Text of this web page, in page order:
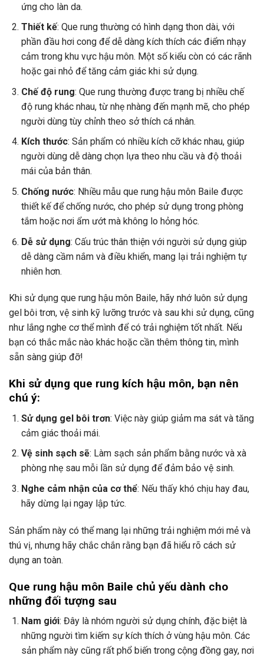
ứng cho làn da.
Thiết kế: Que rung thường có hình dạng thon dài, với
phần đầu hơi cong để dễ dàng kích thích các điểm nhạy
cảm trong khu vực hậu môn. Một số kiểu còn có các rãnh
hoặc gai nhỏ để tăng cảm giác khi sử dụng.
Chế độ rung: Que rung thường được trang bị nhiều chế
độ rung khác nhau, từ nhẹ nhàng đến mạnh mẽ, cho phép
người dùng tùy chỉnh theo sở thích cá nhân.
Kích thước: Sản phẩm có nhiều kích cỡ khác nhau, giúp
người dùng dễ dàng chọn lựa theo nhu cầu và độ thoải
mái của bản thân.
Chống nước: Nhiều mẫu que rung hậu môn Baile được
thiết kế để chống nước, cho phép sử dụng trong phòng
tắm hoặc nơi ẩm ướt mà không lo hỏng hóc.
Dễ sử dụng: Cấu trúc thân thiện với người sử dụng giúp
dễ dàng cầm nắm và điều khiển, mang lại trải nghiệm tự
nhiên hơn.
Khi sử dụng que rung hậu môn Baile, hãy nhớ luôn sử dụng
gel bôi trơn, vệ sinh kỹ lưỡng trước và sau khi sử dụng, cũng
như lắng nghe cơ thể mình để có trải nghiệm tốt nhất. Nếu
bạn có thắc mắc nào khác hoặc cần thêm thông tin, mình
sẵn sàng giúp đỡ!
Khi sử dụng que rung kích hậu môn, bạn nên
chú ý:
Sử dụng gel bôi trơn: Việc này giúp giảm ma sát và tăng
cảm giác thoải mái.
Vệ sinh sạch sẽ: Làm sạch sản phẩm bằng nước và xà
phòng nhẹ sau mỗi lần sử dụng để đảm bảo vệ sinh.
Nghe cảm nhận của cơ thể: Nếu thấy khó chịu hay đau,
hãy dừng lại ngay lập tức.
Sản phẩm này có thể mang lại những trải nghiệm mới mẻ và
thú vị, nhưng hãy chắc chắn rằng bạn đã hiểu rõ cách sử
dụng an toàn.
Que rung hậu môn Baile chủ yếu dành cho
những đối tượng sau
Nam giới: Đây là nhóm người sử dụng chính, đặc biệt là
những người tìm kiếm sự kích thích ở vùng hậu môn. Các
sản phẩm này cũng rất phổ biến trong cộng đồng gay, nơi